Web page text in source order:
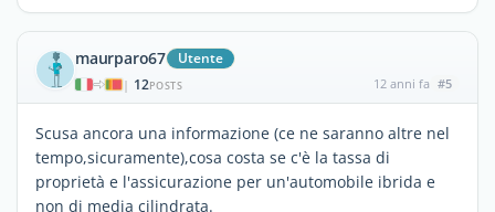
maurparo67 Utente
| 12POSTS 12 anni fa #5
Scusa ancora una informazione (ce ne saranno altre nel
tempo,sicuramente),cosa costa se c'è la tassa di
proprietà e l'assicurazione per un'automobile ibrida e
non di media cilindrata.